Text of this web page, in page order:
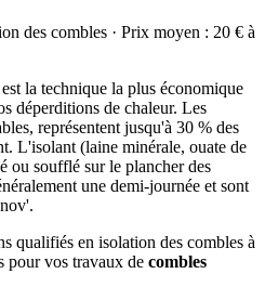
des combles · Prix moyen : 20 € à
la technique la plus économique
déperditions de chaleur. Les
représentent jusqu'à 30 % des
L'isolant (laine minérale, ouate de
ou soufflé sur le plancher des
une demi-journée et sont
qualifiés en isolation des combles à
pour vos travaux de combles